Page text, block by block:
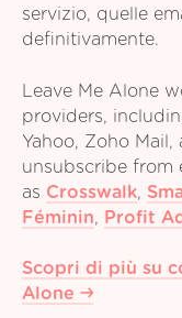
servizio, quelle
definitivamente.
Leave Me Alone
providers,
Yahoo, Zoho
unsubscribe from
as Crosswalk,
Féminin, Profit
Scopri di più su
Alone